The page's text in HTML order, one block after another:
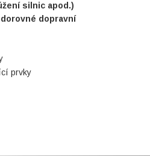
silnic apod.)
dopravní
prvky